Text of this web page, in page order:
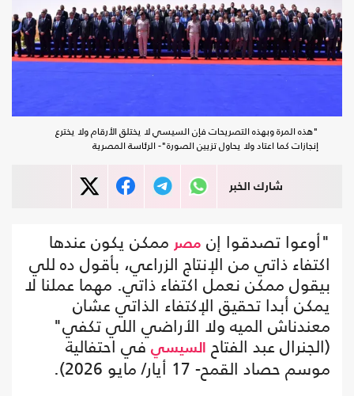
"هذه المرة وبهذه التصريحات فإن السيسي لا يختلق الأرقام ولا يخترع
إنجازات كما اعتاد ولا يحاول تزيين الصورة"- الرئاسة المصرية
شارك الخبر
"أوعوا تصدقوا إن مصر ممكن يكون عندها
اكتفاء ذاتي من الإنتاج الزراعي، بأقول ده للي
بيقول ممكن نعمل اكتفاء ذاتي. مهما عملنا لا
يمكن أبدا تحقيق الإكتفاء الذاتي عشان
معندناش الميه ولا الأراضي اللي تكفي"
(الجنرال عبد الفتاح السيسيفي احتفالية
موسم حصاد القمح- 17 أيار/ مايو 2026).